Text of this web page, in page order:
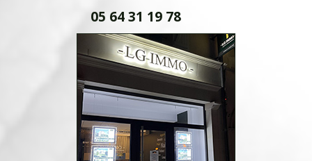
05 64 31 19 78